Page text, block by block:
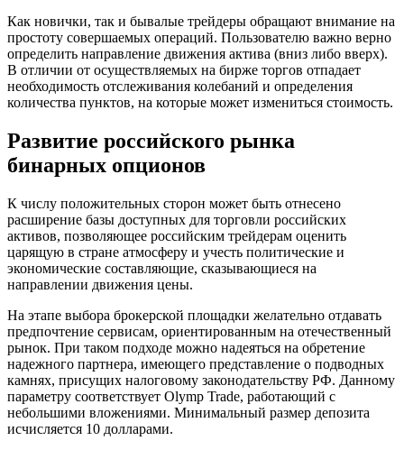
Как новички, так и бывалые трейдеры обращают внимание на
простоту совершаемых операций. Пользователю важно верно
определить направление движения актива (вниз либо вверх).
В отличии от осуществляемых на бирже торгов отпадает
необходимость отслеживания колебаний и определения
количества пунктов, на которые может измениться стоимость.
Развитие российского рынка
бинарных опционов
К числу положительных сторон может быть отнесено
расширение базы доступных для торговли российских
активов, позволяющее российским трейдерам оценить
царящую в стране атмосферу и учесть политические и
экономические составляющие, сказывающиеся на
направлении движения цены.
На этапе выбора брокерской площадки желательно отдавать
предпочтение сервисам, ориентированным на отечественный
рынок. При таком подходе можно надеяться на обретение
надежного партнера, имеющего представление о подводных
камнях, присущих налоговому законодательству РФ. Данному
параметру соответствует Olymp Trade, работающий с
небольшими вложениями. Минимальный размер депозита
исчисляется 10 долларами.